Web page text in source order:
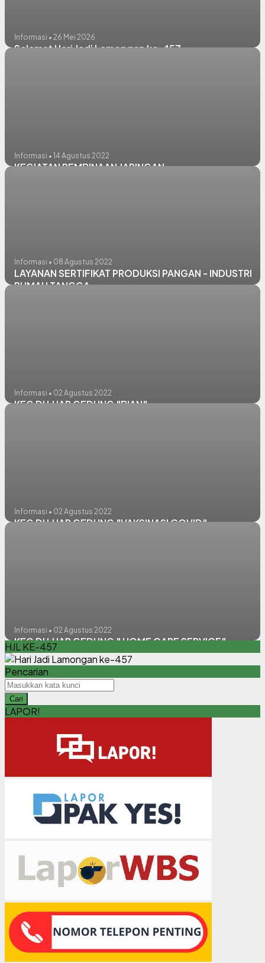
Informasi • 26 Mei 2026
Selamat Hari Jadi Lamongan ke-457
Informasi • 14 Agustus 2022
KEGIATAN PEMBINAAN JARINGAN
Informasi • 08 Agustus 2022
LAYANAN SERTIFIKAT PRODUKSI PANGAN - INDUSTRI
RUMAH TANGGA
Informasi • 02 Agustus 2022
KEG DI LUAR GEDUNG "BIAN"
Informasi • 02 Agustus 2022
KEG DI LUAR GEDUNG "VAKSINASI COVID"
Informasi • 02 Agustus 2022
KEG DI LUAR GEDUNG " HOME CARE SERVICE"
HJL KE-457
Pencarian
Cari
LAPOR!